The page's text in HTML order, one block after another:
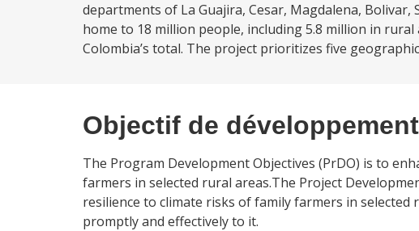
departments of La Guajira, Cesar, Magdalena,
home to 18 million people, including 5.8 million in
Colombia’s total. The project prioritizes five
Objectif de développement
The Program Development Objectives (PrDO) is to
farmers in selected rural areas.The Project
resilience to climate risks of family farmers in selected
promptly and effectively to it.